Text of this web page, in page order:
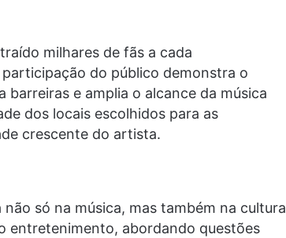
milhares de fãs a cada
do público demonstra o
e amplia o alcance da música
dos locais escolhidos para as
crescente do artista.
só na música, mas também na cultura
entretenimento, abordando questões